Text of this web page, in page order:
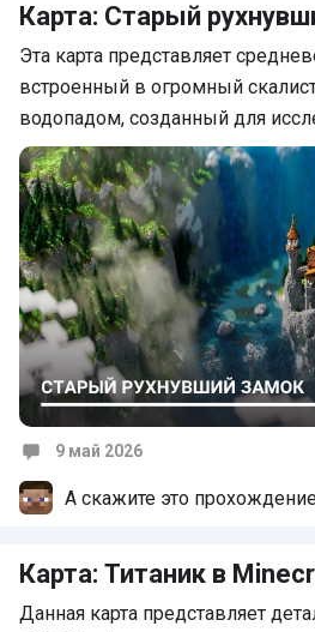
Карта: Старый
Эта карта представляет
встроенный в огромный
водопадом, созданный для
9 май 2026
А скажите это
Карта: Титаник в
Данная карта представляет